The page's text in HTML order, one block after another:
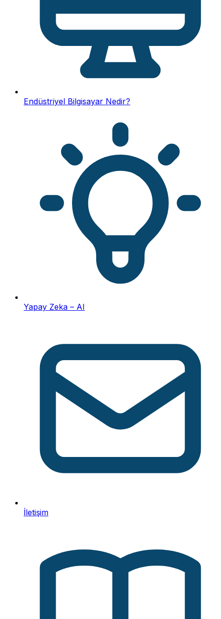
Endüstriyel Bilgisayar Nedir?
Yapay Zeka – AI
İletişim